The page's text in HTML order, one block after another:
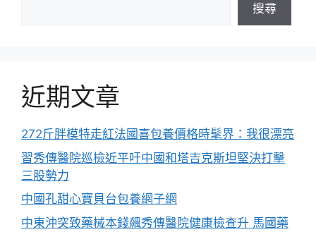
搜尋
近期文章
272斤胖模特走紅法國喜包養價格時髦界：我很漂亮
習秀傳醫院巡檢近平吁中國和塔吉克斯坦堅決打擊
三股勢力
中國孔甜心寶貝台包養網子網
中東沖突致藥械本錢飆秀傳醫院健康檢查升 馬國藥